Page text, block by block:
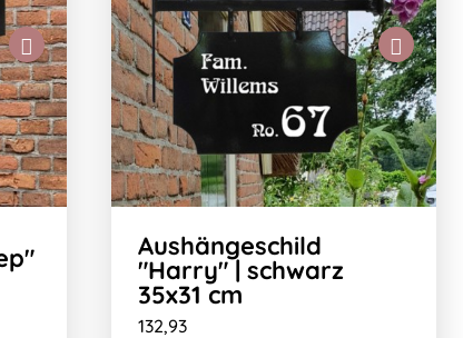
Aushängeschild
"Harry" | schwarz
35x31 cm
132,93